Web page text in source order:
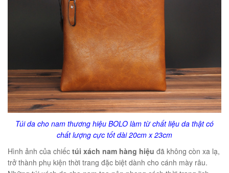
hàn quốc cao cấp
₫
GIỎ
Túi đeo chéo nam công sở da bò sáp đựng tài liệu A4 KT57
Túi da cho nam thương hiệu BOLO làm từ chất liệu da thật có
chất lượng cực tốt dài 20cm x 23cm
Hình ảnh của chiếc túi xách nam hàng hiệu đã không còn xa lạ,
trở thành phụ kiện thời trang đặc biệt dành cho cánh mày râu.